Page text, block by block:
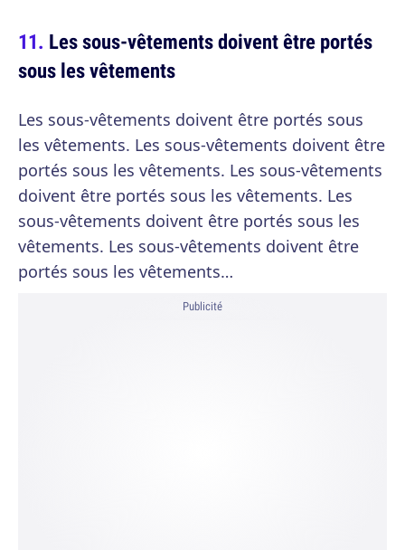
Les sous-vêtements doivent être portés
sous les vêtements
Les sous-vêtements doivent être portés sous
les vêtements. Les sous-vêtements doivent être
portés sous les vêtements. Les sous-vêtements
doivent être portés sous les vêtements. Les
sous-vêtements doivent être portés sous les
vêtements. Les sous-vêtements doivent être
portés sous les vêtements…
Publicité